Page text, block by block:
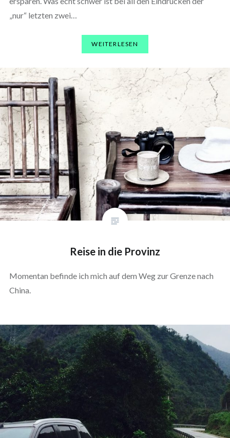
„nur“ letzten zwei…
WEITERLESEN
Reise in die Provinz
Momentan befinde ich mich auf dem Weg zur Grenze nach
China.